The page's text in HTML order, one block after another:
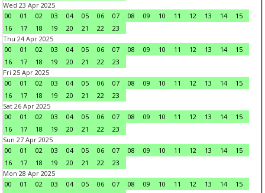
Wed 23 Apr 2025
00
01 02 03 04 05 06 07 08 09 10 11 12 13 14
15
16
17 18 19 20 21 22
23
Thu 24 Apr 2025
00
01 02 03 04 05 06 07 08 09 10 11 12 13 14
15
16
17 18 19 20 21 22
23
Fri 25 Apr 2025
00
01 02 03 04 05 06 07 08 09 10 11 12 13 14
15
16
17 18 19 20 21 22
23
Sat 26 Apr 2025
00
01 02 03 04 05 06 07 08 09 10 11 12 13 14
15
16
17 18 19 20 21 22
23
Sun 27 Apr 2025
00
01 02 03 04 05 06 07 08 09 10 11 12 13 14
15
16
17 18 19 20 21 22
23
Mon 28 Apr 2025
00
01 02 03 04 05 06 07 08 09 10 11 12 13 14
15